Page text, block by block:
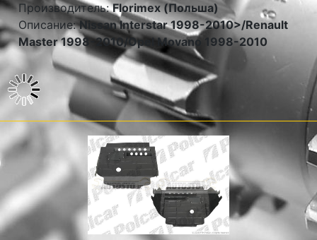
Производитель:Florimex (Польша)
Описание:Nissan Interstar 1998-2010>/Renault
Master 1998-2010/Opel Movano 1998-2010